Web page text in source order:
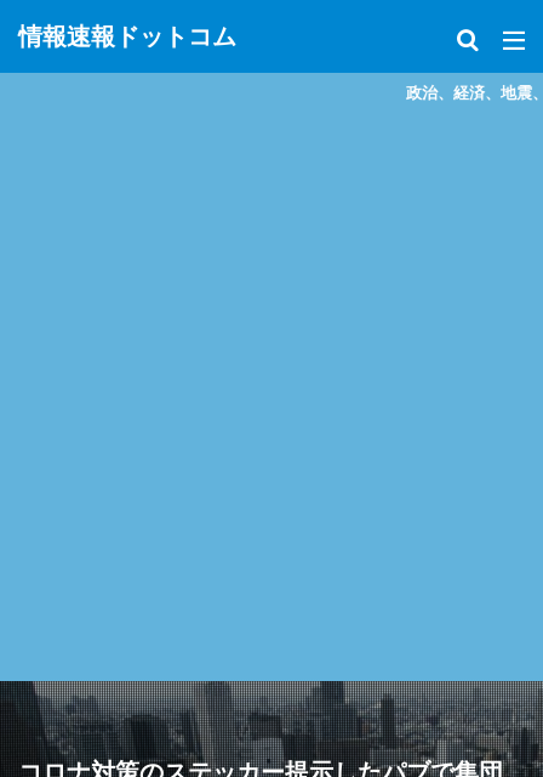
情報速報ドットコム
政治、経済、地震、放射能、災害など
コロナ対策のステッカー提示したパブで集団